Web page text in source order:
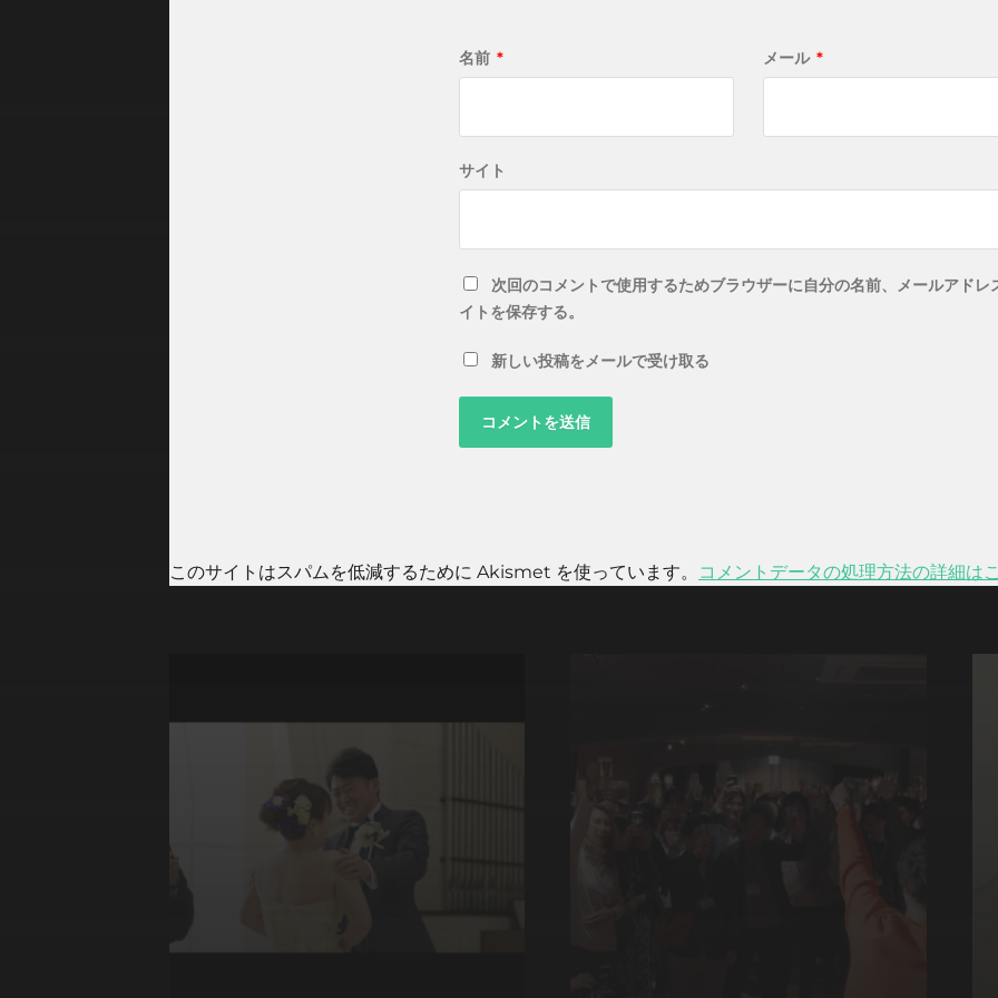
名前 * メール *
サイト
次回のコメントで使用するためブラウザーに自分の名前、メールアドレ
イトを保存する。
新しい投稿をメールで受け取る
このサイトはスパムを低減するために Akismet を使っています。 コメントデータの処理方法の詳細は